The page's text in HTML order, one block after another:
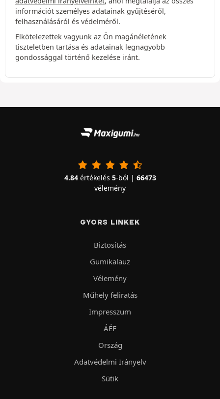
információt személyes adatainak gyűjtéséről,
felhasználásáról és védelméről.
Elkötelezettek vagyunk az Ön magánéletének
tiszteletben tartása és adatainak legnagyobb
gondossággal történő kezelése iránt.
4.84értékelés 5-ból | 66473
vélemény
GYORS LINKEK
Biztosítás
Gumikalauz
Vélemény
Műhely feliratás
Impresszum
ÁÉF
Ország
Adatvédelmi Irányelv
Sütik